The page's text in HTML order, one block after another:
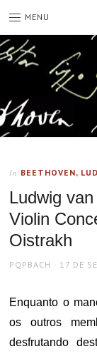
MENU
In BEETHOVEN,
Ludwig
Violin
Oistrakh
AUTHOR
PQPBACH
POSTED
17 DE
Enquanto o
os outros
desfrutando